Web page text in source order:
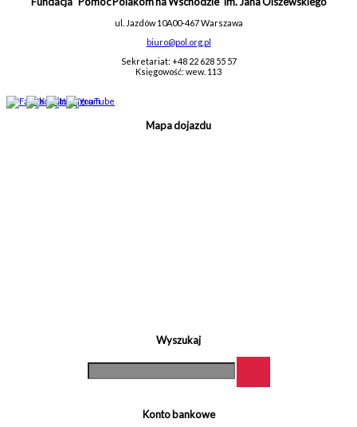
ul. Jazdów 10A00-467 Warszawa
biuro@pol.org.pl
Sekretariat: +48 22 628 55 57
Księgowość: wew. 113
Mapa dojazdu
Wyszukaj
Konto bankowe